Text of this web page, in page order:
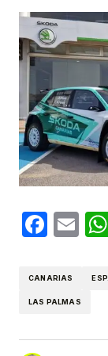
CANARIAS
LAS PALMAS